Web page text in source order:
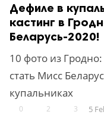
Дефиле в
кастинг в
Беларусь-2020!
10 фото из
стать Мисс
купальниках
0 2 3 5